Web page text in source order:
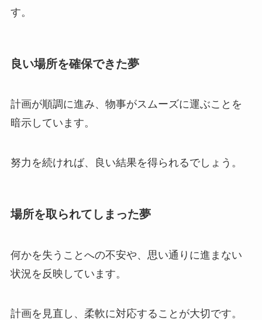
す。
良い場所を確保できた夢
計画が順調に進み、物事がスムーズに運ぶことを
暗示しています。
努力を続ければ、良い結果を得られるでしょう。
場所を取られてしまった夢
何かを失うことへの不安や、思い通りに進まない
状況を反映しています。
計画を見直し、柔軟に対応することが大切です。